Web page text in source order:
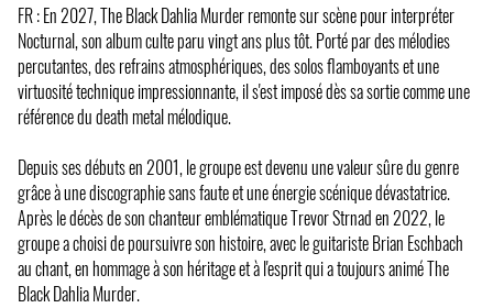
FR : En 2027, The Black Dahlia Murder remonte sur scène pour interpréter
Nocturnal, son album culte paru vingt ans plus tôt. Porté par des mélodies
percutantes, des refrains atmosphériques, des solos flamboyants et une
virtuosité technique impressionnante, il s'est imposé dès sa sortie comme une
référence du death metal mélodique.
Depuis ses débuts en 2001, le groupe est devenu une valeur sûre du genre
grâce à une discographie sans faute et une énergie scénique dévastatrice.
Après le décès de son chanteur emblématique Trevor Strnad en 2022, le
groupe a choisi de poursuivre son histoire, avec le guitariste Brian Eschbach
au chant, en hommage à son héritage et à l'esprit qui a toujours animé The
Black Dahlia Murder.